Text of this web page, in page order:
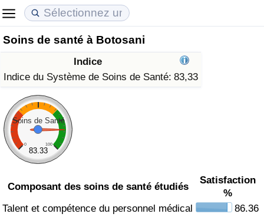
Soins de santé à Botosani
Indice
Indice du Système de Soins de Santé: 83,33
Soins de Santé
0 100
83.33
Composant des soins de santé étudiés
Satisfaction
%
Talent et compétence du personnel médical
86.36
Coût de la vie
Indice du Coût de la Vie (Actuel)
Indice du Coût de la Vie
Indice du coût de la vie par pays
à Akaba
Prix de l'immobilier
Indice des Prix de l'immobilier (Actuel)
Indice des Prix de l'immobilier
Indice des Prix de l'immobilier par Pays
Qualité de Vie
Indice de Qualité de Vie
Indice de Qualité de Vie (Actuel)
Indice de qualité de vie par pays
Criminalité
Indice de Criminalité (Actuel)